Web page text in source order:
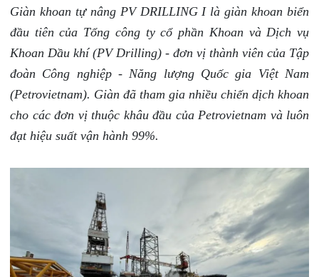
Giàn khoan tự nâng PV DRILLING I là giàn khoan biển
đầu tiên của Tổng công ty cổ phần Khoan và Dịch vụ
Khoan Dầu khí (PV Drilling) - đơn vị thành viên của Tập
đoàn Công nghiệp - Năng lượng Quốc gia Việt Nam
(Petrovietnam). Giàn đã tham gia nhiều chiến dịch khoan
cho các đơn vị thuộc khâu đầu của Petrovietnam và luôn
đạt hiệu suất vận hành 99%.